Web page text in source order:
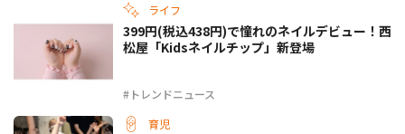
ライフ
#トレンドニュース
399円(税込438円)で憧れのネイルデビュー！西
松屋「Kidsネイルチップ」新登場
育児